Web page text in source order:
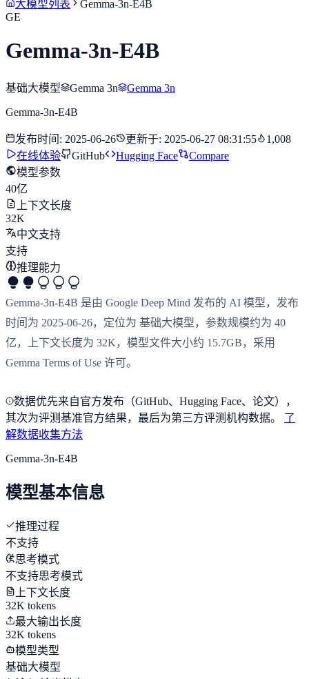
大模型列表
Gemma-3n-E4B
GE
Gemma-3n-E4B
基础大模型 Gemma 3n Gemma 3n
Gemma-3n-E4B
发布时间 : 2025-06-26 更新于: 2025-06-27 08:31:55
1,008
在线体验
GitHub Hugging Face
Compare
模型参数
40亿
上下文长度
32K
中文支持
支持
推理能力
Gemma-3n-E4B 是由 Google Deep Mind 发布的 AI 模型，发布
时间为 2025-06-26，定位为 基础大模型，参数规模约为 40
亿，上下文长度为 32K，模型文件大小约 15.7GB，采用
Gemma Terms of Use 许可。
数据优先来自官方发布（GitHub、Hugging Face、论文），
其次为评测基准官方结果，最后为第三方评测机构数据。
了
解数据收集方法
Gemma-3n-E4B
模型基本信息
推理过程
不支持
思考模式
不支持思考模式
上下文长度
32K tokens
最大输出长度
32K tokens
模型类型
基础大模型